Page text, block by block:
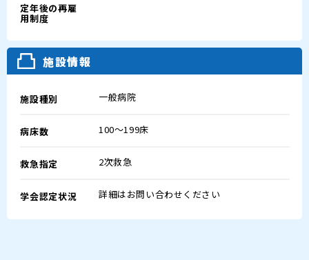
定年後の再雇
用制度
施設情報
施設種別 一般病院
病床数 100～199床
救急指定 2次救急
学会認定状況 詳細はお問い合わせください